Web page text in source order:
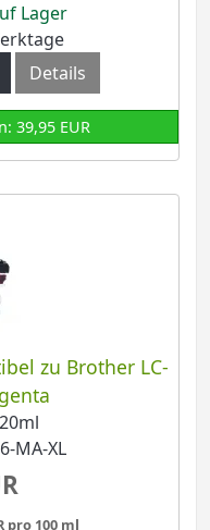
Lager
Details
39,95 EUR
zu Brother LC-
MA-XL
pro 100 ml